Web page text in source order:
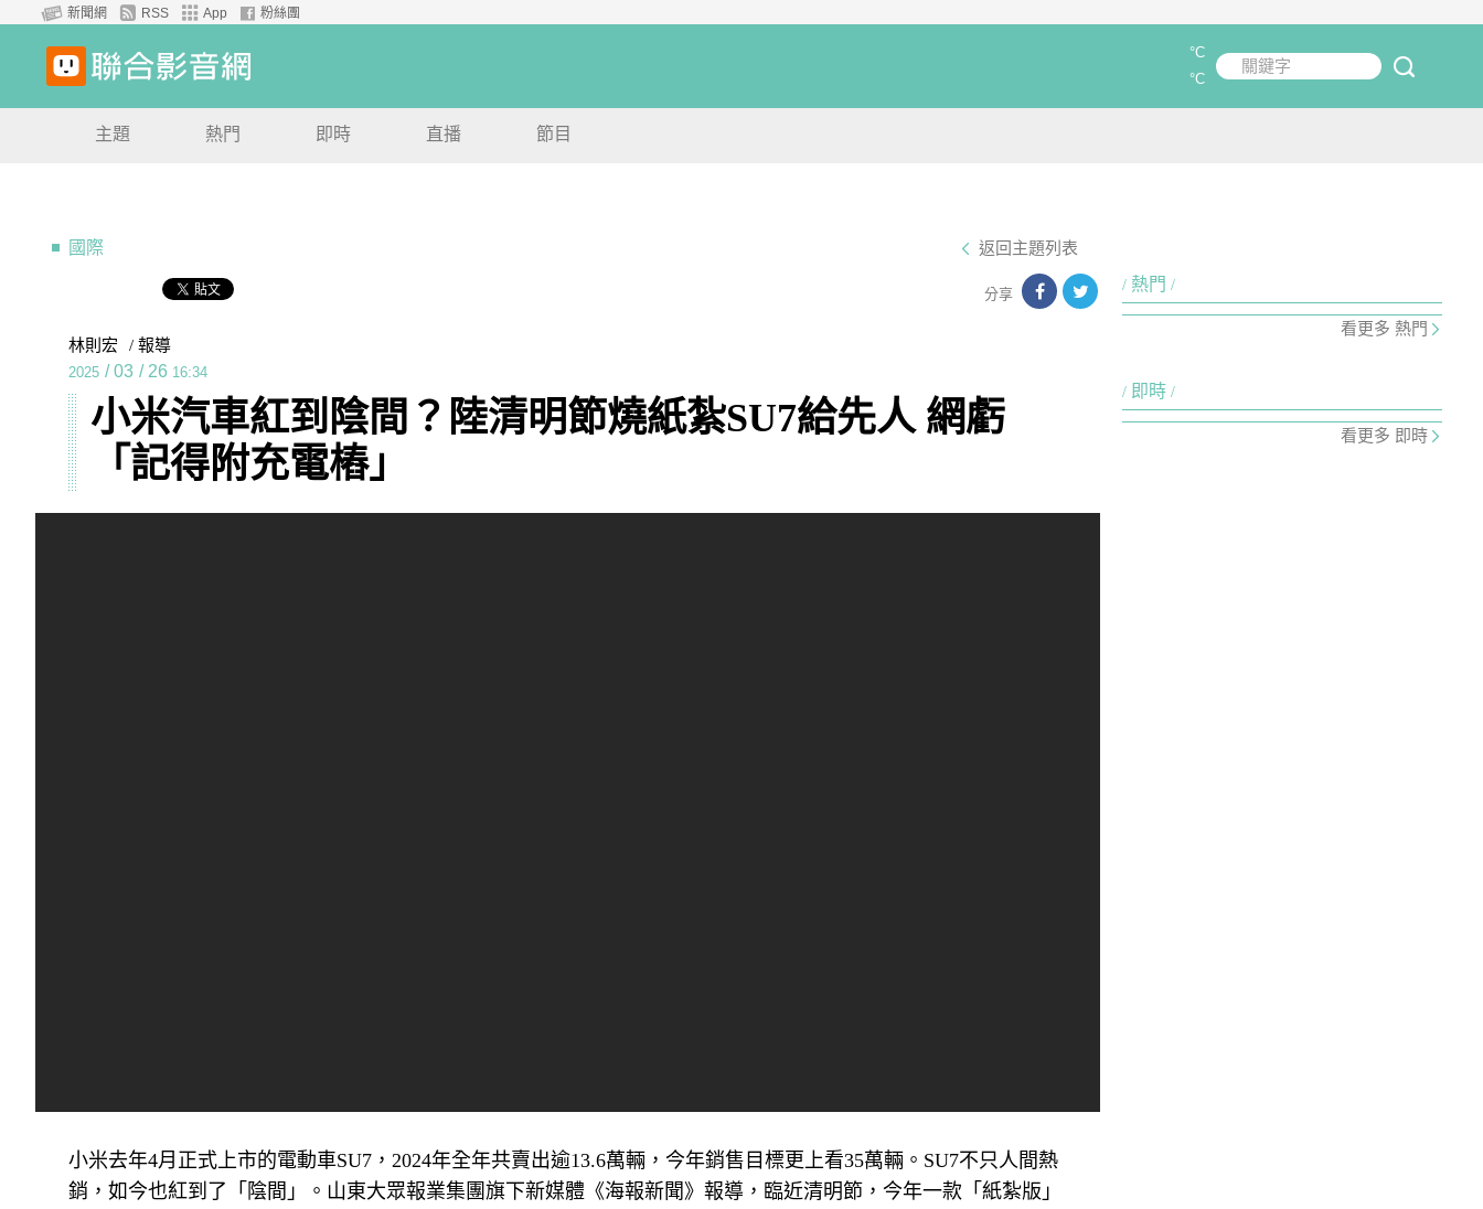
新聞網 RSS App 粉絲團
關鍵字
°C
°C
主題 熱門 即時 直播 節目
國際 返回主題列表
分享
林則宏 / 報導
2025 / 03 / 26 16:34
小米汽車紅到陰間？陸清明節燒紙紮SU7給先人 網虧
「記得附充電樁」
小米去年4月正式上市的電動車SU7，2024年全年共賣出逾13.6萬輛，今年銷售目標更上看35萬輛。SU7不只人間熱
銷，如今也紅到了「陰間」。山東大眾報業集團旗下新媒體《海報新聞》報導，臨近清明節，今年一款「紙紮版」
熱門
看更多 熱門
即時
看更多 即時